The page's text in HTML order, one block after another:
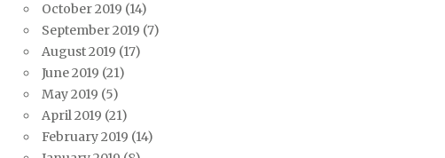
October 2019 (14)
September 2019 (7)
August 2019 (17)
June 2019 (21)
May 2019 (5)
April 2019 (21)
February 2019 (14)